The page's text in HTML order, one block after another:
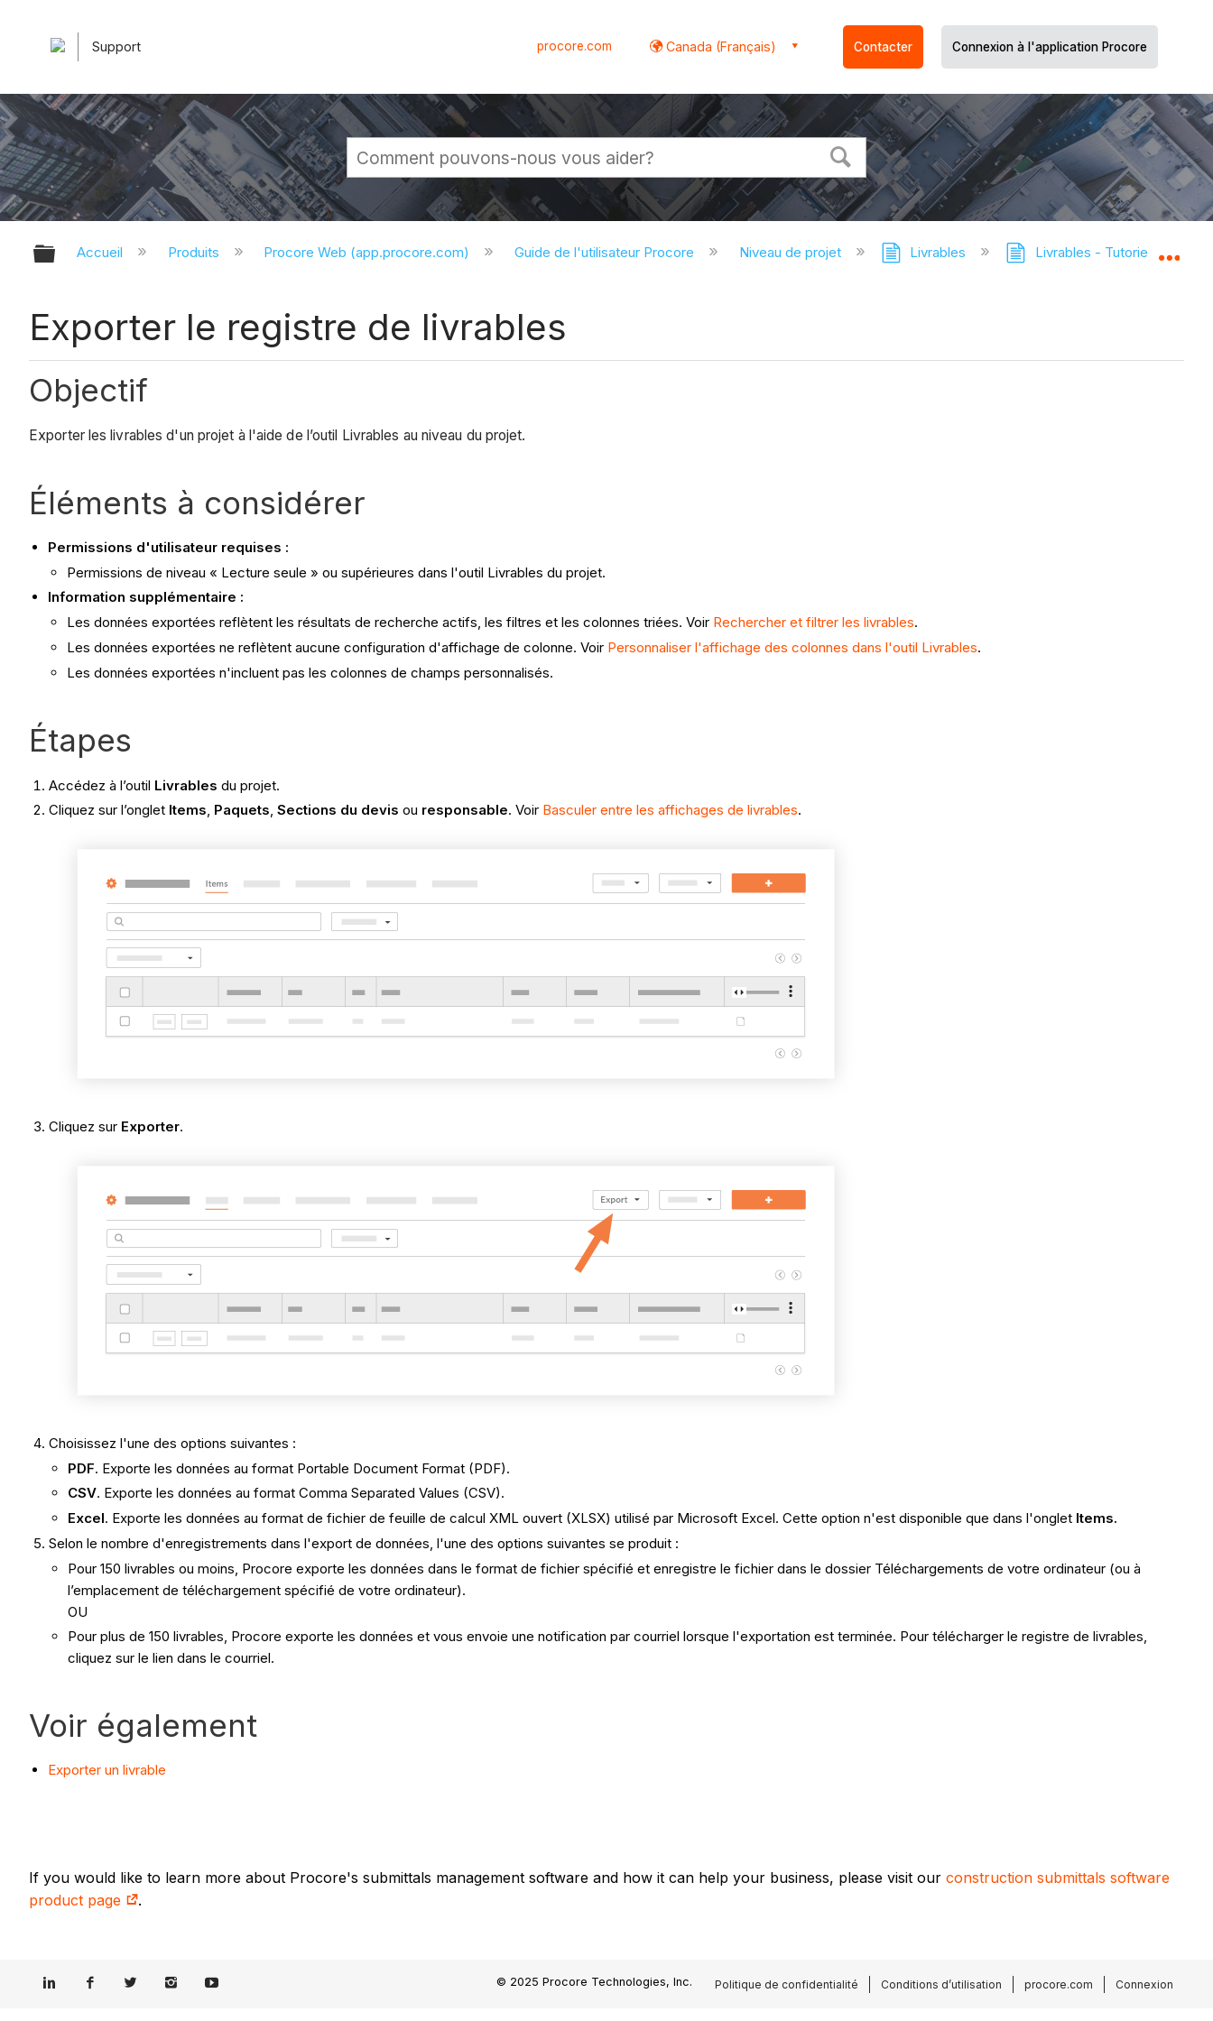
Support procore.com Canada (Français) Contacter Connexion à l'application Procore
Développer/réduire la hiérarchie globale
Accueil Produits Procore Web (app.procore.com) Guide de l'utilisateur Procore Niveau de projet Livrables Livrables - Tutoriels
Exporter le registre de livrables
Objectif
Exporter les livrables d'un projet à l'aide de l’outil Livrables au niveau du projet.
Éléments à considérer
Permissions d'utilisateur requises :
Permissions de niveau « Lecture seule » ou supérieures dans l'outil Livrables du projet.
Information supplémentaire :
Les données exportées reflètent les résultats de recherche actifs, les filtres et les colonnes triées. Voir Rechercher et filtrer les livrables.
Les données exportées ne reflètent aucune configuration d'affichage de colonne. Voir Personnaliser l'affichage des colonnes dans l'outil Livrables.
Les données exportées n'incluent pas les colonnes de champs personnalisés.
Étapes
Accédez à l’outil Livrables du projet.
Cliquez sur l’onglet Items, Paquets,Sections du devis ou responsable. Voir Basculer entre les affichages de livrables.
Cliquez sur Exporter.
Choisissez l'une des options suivantes :
PDF. Exporte les données au format Portable Document Format (PDF).
CSV. Exporte les données au format Comma Separated Values (CSV).
Excel. Exporte les données au format de fichier de feuille de calcul XML ouvert (XLSX) utilisé par Microsoft Excel. Cette option n'est disponible que dans l'onglet Items.
Selon le nombre d'enregistrements dans l'export de données, l'une des options suivantes se produit :
Pour 150 livrables ou moins, Procore exporte les données dans le format de fichier spécifié et enregistre le fichier dans le dossier Téléchargements de votre ordinateur (ou à
l’emplacement de téléchargement spécifié de votre ordinateur).
OU
Pour plus de 150 livrables, Procore exporte les données et vous envoie une notification par courriel lorsque l'exportation est terminée. Pour télécharger le registre de livrables,
cliquez sur le lien dans le courriel.
Voir également
Exporter un livrable
If you would like to learn more about Procore's submittals management software and how it can help your business, please visit our construction submittals software
product page
.
© 2025 Procore Technologies, Inc. Politique de confidentialité Conditions d’utilisation procore.com Connexion